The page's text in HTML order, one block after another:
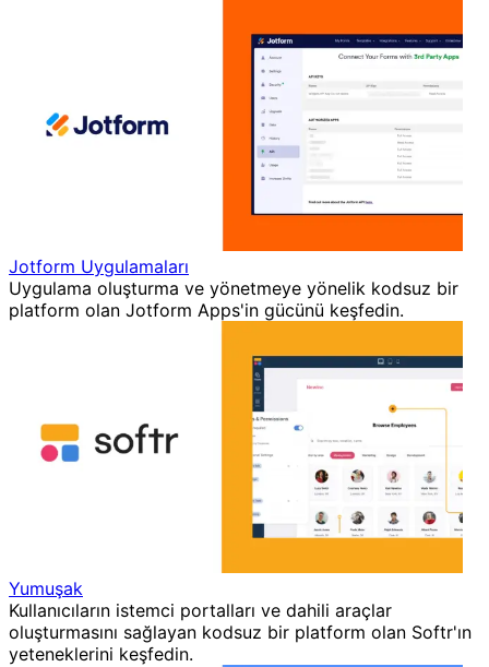
Jotform Uygulamaları
Uygulama oluşturma ve yönetmeye yönelik kodsuz bir
platform olan Jotform Apps'in gücünü keşfedin.
Yumuşak
Kullanıcıların istemci portalları ve dahili araçlar
oluşturmasını sağlayan kodsuz bir platform olan Softr'ın
yeteneklerini keşfedin.